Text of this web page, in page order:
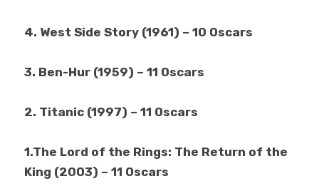
4. West Side Story (1961) – 10 Oscars
3. Ben-Hur (1959) – 11 Oscars
2. Titanic (1997) – 11 Oscars
1.The Lord of the Rings: The Return of the
King (2003) – 11 Oscars